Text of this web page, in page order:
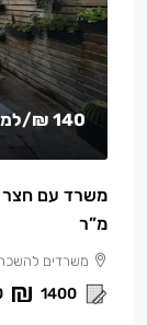
140 ₪
/
מ”ר
משרדים
1400